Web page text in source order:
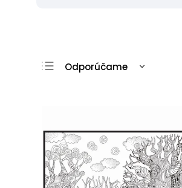
Odporúčame
Abecedne